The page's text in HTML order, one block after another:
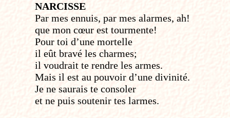
NARCISSE
Par mes ennuis, par mes alarmes, ah!
que mon cœur est tourmente!
Pour toi d’une mortelle
il eût bravé les charmes;
il voudrait te rendre les armes.
Mais il est au pouvoir d’une divinité.
Je ne saurais te consoler
et ne puis soutenir tes larmes.